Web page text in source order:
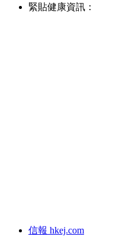
緊貼健康資訊：
信報 hkej.com